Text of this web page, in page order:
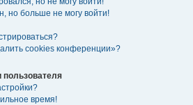
но больше не могу войти!
cookies конференции»?
пользователя
время!